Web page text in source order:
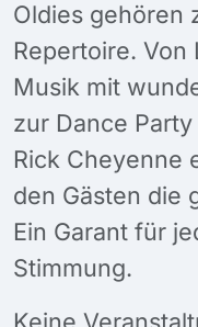
Oldies gehören
Repertoire.
Musik mit
zur Dance
Rick Cheyenne
den Gästen die
Ein Garant für
Stimmung.
Keine